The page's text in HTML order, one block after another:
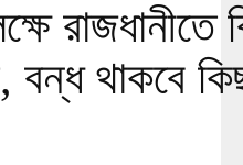
রাজধানীতে
বন্ধ থাকবে